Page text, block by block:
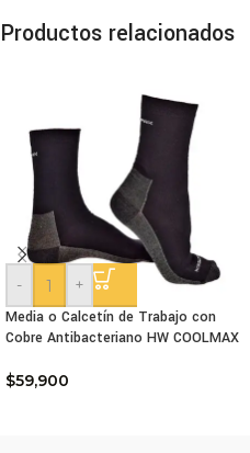
Productos relacionados
-
+
Media o Calcetín de Trabajo con
Cobre Antibacteriano HW COOLMAX
$59,900